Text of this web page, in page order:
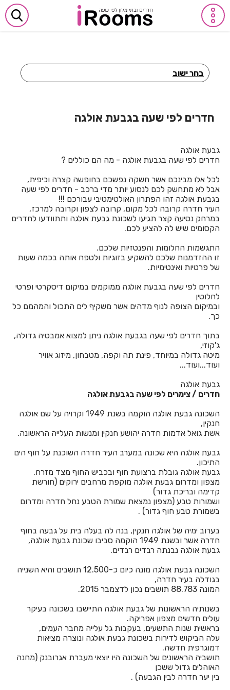
בחר ישוב
חדרים לפי שעה באבן יהודה
חדרים לפי שעה באומן
חדרים לפי שעה באופקים
חדרים לפי שעה באור יהודה
חדרים לפי שעה באור עקיבא
חדרים לפי שעה באחיהוד
חדרים לפי שעה באחיטוב
חדרים לפי שעה באילת
חדרים לפי שעה באלישמע
חדרים לפי שעה באניעם
חדרים לפי שעה באריאל
חדרים לפי שעה באשתאול
חדרים לפי שעה בבאר שבע
חדרים לפי שעה בבוסתן הגליל
חדרים לפי שעה בבית אלעזרי
חדרים לפי שעה בבית ג'אן
חדרים לפי שעה בבית הלל
חדרים לפי שעה בבית חרות
חדרים לפי שעה בבית יהושע
חדרים לפי שעה בבית ינאי
חדרים לפי שעה בגבעת אולגה
גבעת אולגה
חדרים לפי שעה בגבעת אולגה - מה הם כוללים ?
לכל אלו מבינכם אשר חשקה נפשכם בחופשה קצרה וכיפית,
אבל לא מתחשק לכם לנסוע יותר מדי ברכב - חדרים לפי שעה
בגבעת אולגה זהו הפתרון האולטימטיבי עבורכם !!!
העיר חדרה קרובה לכל מקום, קרובה לצפון וקרובה למרכז,
במרחק נסיעה קצר תגיעו לשכונת גבעת אולגה ותתוודעו לחדרים
הקסומים שיש לה להציע לכם.
התגשמות החלומות והפנטזיות שלכם.
זו ההזדמנות שלכם להשקיע בזוגיות ולטפח אותה בכמה שעות
של פרטיות ואינטימיות.
חדרים לפי שעה בגבעת אולגה ממוקמים במיקום דיסקרטי ופרטי
לחלוטין
ובמיקום הצופה לנוף מדהים אשר משקיף לים התכול והמהמם כל
כך.
בתוך חדרים לפי שעה בגבעת אולגה ניתן למצוא אמבטיה גדולה,
ג'קוזי,
מיטה גדולה במיוחד, פינת תה וקפה, מטבחון, מיזוג אוויר
ועוד...ועוד...
גבעת אולגה
חדרים / צימרים לפי שעה בגבעת אולגה
השכונה גבעת אולגה הוקמה בשנת 1949 וקרויה על שם אולגה
חנקין,
אשת גואל אדמות חדרה יהושע חנקין ומנשות העלייה הראשונה.
גבעת אולגה היא שכונה במערב העיר חדרה השוכנת על חוף הים
התיכון.
גבעת אולגה גובלת ברצועת חוף ובכביש החוף מצד מזרח.
מצפון ומדרום גבעת אולגה מוקפת מרחבים ירוקים (חורשת
קדימה ובריכת גדור)
ושמורות טבע (מצפון נמצאת שמורת הטבע נחל חדרה ומדרום
בשמורת טבע חוף גדור) .
בערוב ימיה של אולגה חנקין, בנה לה בעלה בית על גבעה בחוף
חדרה אשר ובשנת 1949 הוקמה סביבו שכונת גבעת אולגה,
גבעת אולגה נבנתה רבדים רבדים.
השכונה גבעת אולגה מונה כיום כ-12.500 תושבים והיא השנייה
בגודלה בעיר חדרה,
המונה 88.783 תושבים נכון לדצמבר 2015.
בשנותיה הראשונות של גבעת אולגה התיישבו בשכונה בעיקר
עולים חדשים מצפון אפריקה.
בראשית שנות התשעים, בעקבות גל עלייה מחבר העמים,
עלה הביקוש לדירות בשכונת גבעת אולגה ונוצרה מציאות
דמוגרפית חדשה.
תושביה הראשונים של השכונה היו יוצאי מעברת אגרובנק (מחנה
האוהלים גדול ששכן
בין יער חדרה לבין הגבעה) .